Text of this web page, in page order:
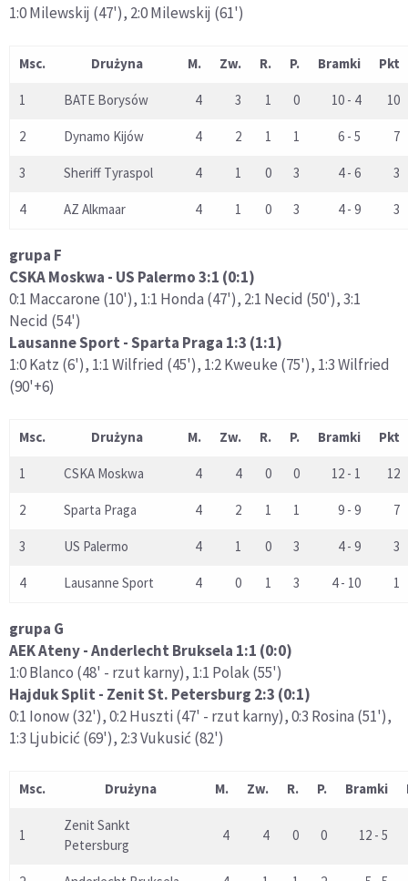
1:0 Milewskij (47'), 2:0 Milewskij (61')
Msc. Drużyna M. Zw. R. P. Bramki Pkt
1 BATE Borysów 4 3 1 0 10 - 4 10
2 Dynamo Kijów 4 2 1 1 6 - 5 7
3 Sheriff Tyraspol 4 1 0 3 4 - 6 3
4 AZ Alkmaar 4 1 0 3 4 - 9 3
grupa F
CSKA Moskwa - US Palermo 3:1 (0:1)
0:1 Maccarone (10'), 1:1 Honda (47'), 2:1 Necid (50'), 3:1
Necid (54')
Lausanne Sport - Sparta Praga 1:3 (1:1)
1:0 Katz (6'), 1:1 Wilfried (45'), 1:2 Kweuke (75'), 1:3 Wilfried
(90'+6)
Msc. Drużyna M. Zw. R. P. Bramki Pkt
1 CSKA Moskwa 4 4 0 0 12 - 1 12
2 Sparta Praga 4 2 1 1 9 - 9 7
3 US Palermo 4 1 0 3 4 - 9 3
4 Lausanne Sport 4 0 1 3 4 - 10 1
grupa G
AEK Ateny - Anderlecht Bruksela 1:1 (0:0)
1:0 Blanco (48' - rzut karny), 1:1 Polak (55')
Hajduk Split - Zenit St. Petersburg 2:3 (0:1)
0:1 Ionow (32'), 0:2 Huszti (47' - rzut karny), 0:3 Rosina (51'),
1:3 Ljubicić (69'), 2:3 Vukusić (82')
Msc. Drużyna M. Zw. R. P. Bramki
1
Zenit Sankt
Petersburg
4 4 0 0 12 - 5